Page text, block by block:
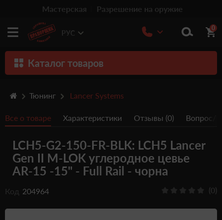
Мастерская Разрешение на оружие
РУС
0
Каталог товаров
Травматическое оружие
Пистолеты
Оптика
Тюнинг Lancer Systems
Все о товаре Характеристики Отзывы (0) Вопрос/
LCH5-G2-150-FR-BLK: LCH5 Lancer
Gen II M-LOK углеродное цевье
AR-15 -15" - Full Rail - чорна
Код 204964 (0)